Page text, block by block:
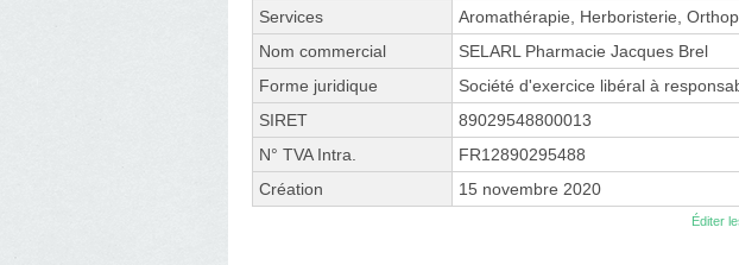
Services
Aromathérapie, Herboristerie,
Nom commercial
SELARL Pharmacie Jacques Brel
Forme juridique
Société d'exercice libéral à
SIRET
89029548800013
N° TVA Intra.
FR12890295488
Création
15 novembre 2020
Éditer